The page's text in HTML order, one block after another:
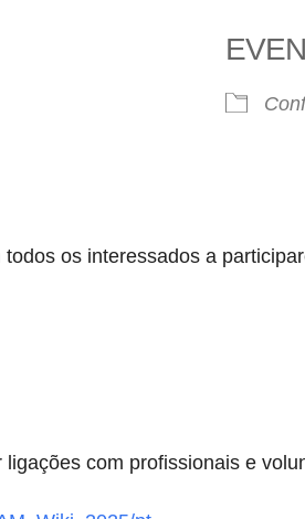
os interessados a
com profissionais e